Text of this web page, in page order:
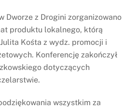
Dworze z Drogini zorganizowano
produktu lokalnego, którą
Kośta z wydz. promocji i
Konferencję zakończył
dotyczących
wszystkim za